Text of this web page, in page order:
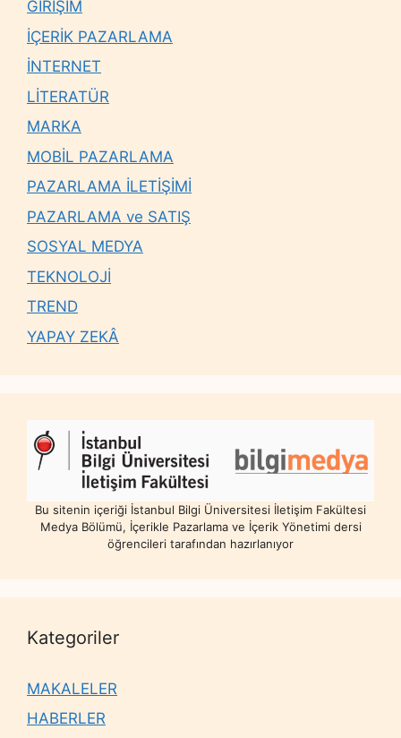
GİRİŞİM
İÇERİK PAZARLAMA
İNTERNET
LİTERATÜR
MARKA
MOBİL PAZARLAMA
PAZARLAMA İLETİŞİMİ
PAZARLAMA ve SATIŞ
SOSYAL MEDYA
TEKNOLOJİ
TREND
YAPAY ZEKÂ
Bu sitenin içeriği İstanbul Bilgi Üniversitesi İletişim Fakültesi
Medya Bölümü, İçerikle Pazarlama ve İçerik Yönetimi dersi
öğrencileri tarafından hazırlanıyor
Kategoriler
MAKALELER
HABERLER